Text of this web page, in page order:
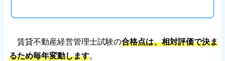
賃貸不動産経営管理士試験の合格点は、相対評価で決ま
るため毎年変動します。